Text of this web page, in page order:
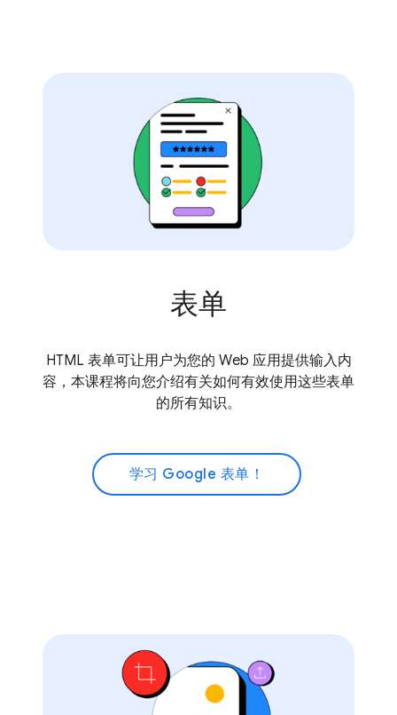
表单
HTML 表单可让用户为您的 Web 应用提供输入内
容，本课程将向您介绍有关如何有效使用这些表单
的所有知识。
学习 Google 表单！